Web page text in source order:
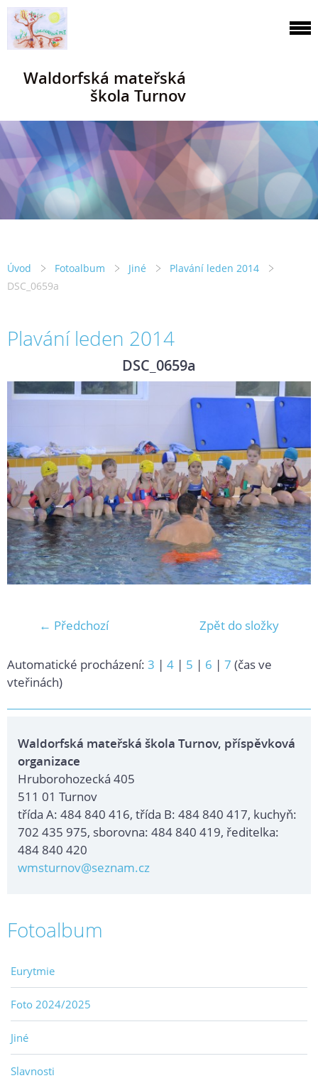
Waldorfská mateřská
škola Turnov
Úvod Fotoalbum Jiné
Plavání leden 2014
DSC_0659a
Plavání leden 2014
DSC_0659a
← Předchozí Zpět do složky
Automatické procházení: 3 | 4 | 5 | 6 | 7 (čas ve
vteřinách)
Waldorfská mateřská škola Turnov, příspěvková
organizace
Hruborohozecká 405
511 01 Turnov
třída A: 484 840 416, třída B: 484 840 417, kuchyň:
702 435 975, sborovna: 484 840 419, ředitelka:
484 840 420
wmsturnov@seznam.cz
Fotoalbum
Eurytmie
Foto 2024/2025
Jiné
Slavnosti